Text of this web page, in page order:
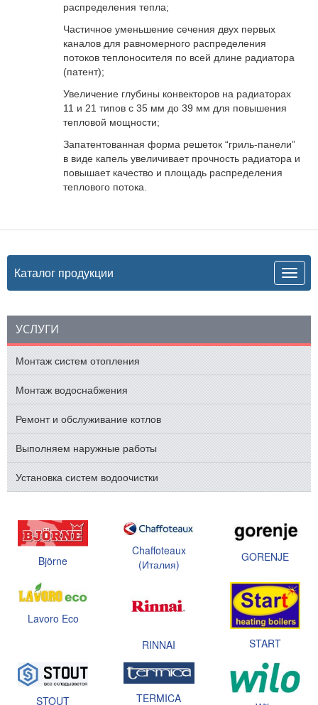
распределения тепла;
Частичное уменьшение сечения двух первых
каналов для равномерного распределения
потоков теплоносителя по всей длине радиатора
(патент);
Увеличение глубины конвекторов на радиаторах
11 и 21 типов с 35 мм до 39 мм для повышения
тепловой мощности;
Запатентованная форма решеток “гриль-панели”
в виде капель увеличивает прочность радиатора и
повышает качество и площадь распределения
теплового потока.
Каталог продукции
УСЛУГИ
Монтаж систем отопления
Монтаж водоснабжения
Ремонт и обслуживание котлов
Выполняем наружные работы
Установка систем водоочистки
Björne
Chaffoteaux
(Италия)
GORENJE
Lavoro Eco
RINNAI
START
STOUT TERMICA